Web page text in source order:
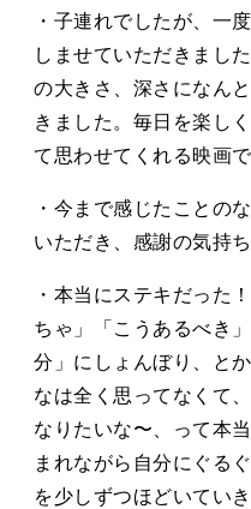
・子連れでしたが、一
しませていただきまし
の大きさ、深さになん
きました。毎日を楽し
て思わせてくれる映画で
・今まで感じたことの
いただき、感謝の気持
・本当にステキだった
ちゃ」「こうあるべき
分」にしょんぼり、と
なは全く思ってなくて
なりたいな〜、って本
まれながら自分にぐる
を少しずつほどいてい